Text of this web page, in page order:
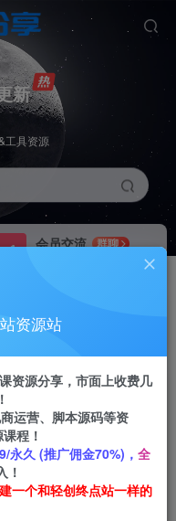
新
工具资源
会员交流
群聊
24小时自动赚钱
用
资源站
资源分享，市面上收费几
运营、脚本源码等资
程！
永久 (推广佣金70%)， 全
！
一个和轻创终点站一样的